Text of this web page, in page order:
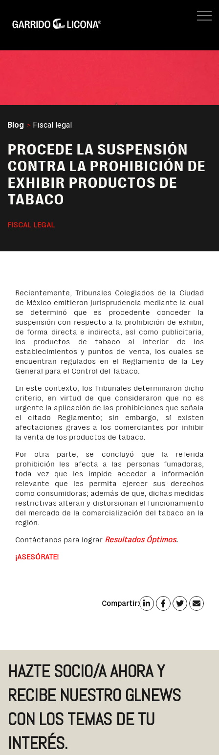
FISCAL LEGAL
No hay
Blog Fiscal legal
PROCEDE LA SUSPENSIÓN
CONTRA LA PROHIBICIÓN DE
EXHIBIR PRODUCTOS DE
TABACO
FISCAL LEGAL
Recientemente, Tribunales Colegiados de la Ciudad
de México emitieron jurisprudencia mediante la cual
se determinó que es procedente conceder la
suspensión con respecto a la prohibición de exhibir,
de forma directa e indirecta, así como publicitaria,
los productos de tabaco al interior de los
establecimientos y puntos de venta, los cuales se
encuentran regulados en el Reglamento de la Ley
General para el Control del Tabaco.
En este contexto, los Tribunales determinaron dicho
criterio, en virtud de que consideraron que no es
urgente la aplicación de las prohibiciones que señala
el citado Reglamento; sin embargo, sí existen
afectaciones graves a los comerciantes por inhibir
la venta de los productos de tabaco.
Por otra parte, se concluyó que la referida
prohibición les afecta a las personas fumadoras,
toda vez que les impide acceder a información
relevante que les permita ejercer sus derechos
como consumidoras; además de que, dichas medidas
restrictivas alteran y distorsionan el funcionamiento
del mercado de la comercialización del tabaco en la
región.
Contáctanos para lograr Resultados Óptimos.
¡ASESÓRATE!
Compartir:
HAZTE SOCIO/A AHORA Y
RECIBE NUESTRO GLNEWS
CON LOS TEMAS DE TU
INTERÉS.